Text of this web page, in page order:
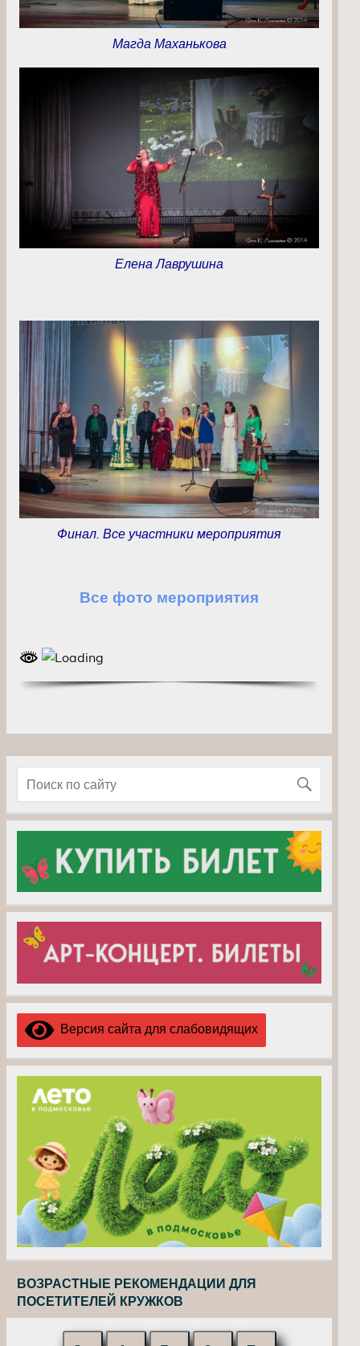
Магда Маханькова
Елена Лаврушина
Финал. Все участники мероприятия
Все фото мероприятия
Версия сайта для слабовидящих
ВОЗРАСТНЫЕ РЕКОМЕНДАЦИИ ДЛЯ
ПОСЕТИТЕЛЕЙ КРУЖКОВ